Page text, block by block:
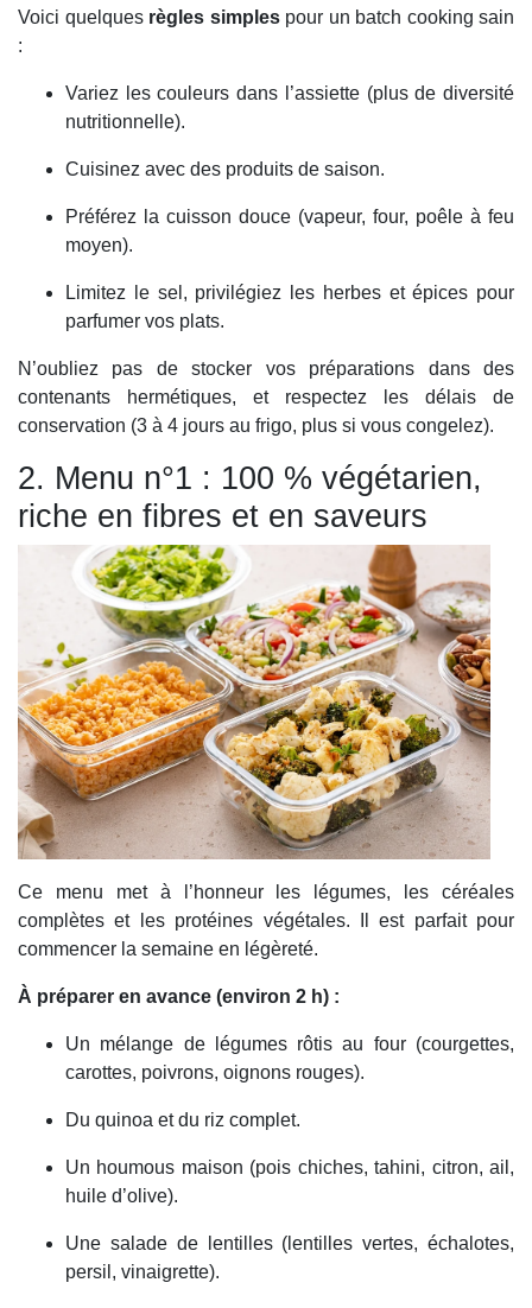
Voici quelques règles simplespour un batch cooking sain
:
Variez les couleurs dans l’assiette (plus de diversité
nutritionnelle).
Cuisinez avec des produits de saison.
Préférez la cuisson douce (vapeur, four, poêle à feu
moyen).
Limitez le sel, privilégiez les herbes et épices pour
parfumer vos plats.
N’oubliez pas de stocker vos préparations dans des
contenants hermétiques, et respectez les délais de
conservation (3 à 4 jours au frigo, plus si vous congelez).
2. Menu n°1 : 100 % végétarien,
riche en fibres et en saveurs
Ce menu met à l’honneur les légumes, les céréales
complètes et les protéines végétales. Il est parfait pour
commencer la semaine en légèreté.
À préparer en avance (environ 2 h) :
Un mélange de légumes rôtis au four (courgettes,
carottes, poivrons, oignons rouges).
Du quinoa et du riz complet.
Un houmous maison (pois chiches, tahini, citron, ail,
huile d’olive).
Une salade de lentilles (lentilles vertes, échalotes,
persil, vinaigrette).